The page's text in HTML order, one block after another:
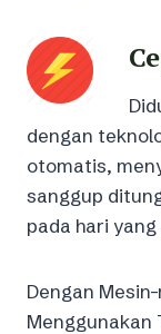
dengan
otomatis,
sanggup
pada hari
Dengan
Menggunakan